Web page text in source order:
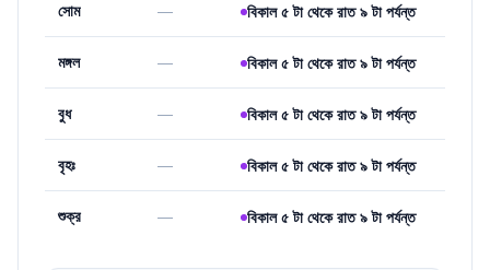
সোম — বিকাল ৫ টা থেকে রাত ৯ টা পর্যন্ত
মঙ্গল — বিকাল ৫ টা থেকে রাত ৯ টা পর্যন্ত
বুধ — বিকাল ৫ টা থেকে রাত ৯ টা পর্যন্ত
বৃহঃ — বিকাল ৫ টা থেকে রাত ৯ টা পর্যন্ত
শুক্র — বিকাল ৫ টা থেকে রাত ৯ টা পর্যন্ত